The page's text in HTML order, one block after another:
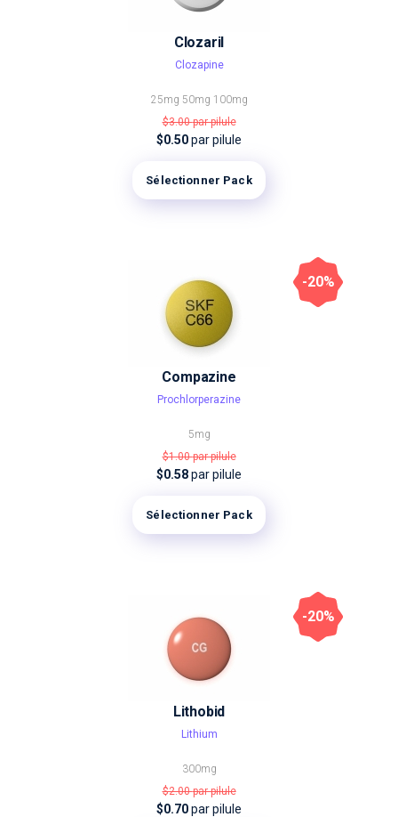
Clozaril
Clozapine
25mg 50mg 100mg
$3.00par pilule
$0.50par pilule
Sélectionner Pack
Compazine
Prochlorperazine
5mg
$1.00par pilule
$0.58par pilule
Sélectionner Pack
-20%
Lithobid
Lithium
300mg
$2.00par pilule
$0.70par pilule
-20%